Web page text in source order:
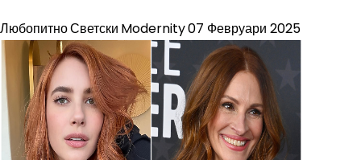
ЛюбопитноСветски Modernity07 Февруари 2025